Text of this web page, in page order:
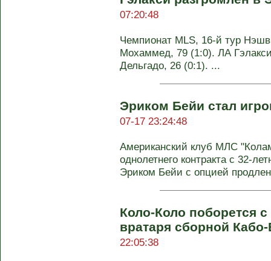
07:20:48
Чемпионат MLS, 16-й тур
Мохаммед, 79 (1:0). ЛА
Дельгадо, 26 (0:1). ...
Эриком Бейи стал
07-17 23:24:48
Американский клуб МЛС
однолетнего контракта с 32-
Эриком Бейи с опцией
Коло-Коло поборется
вратаря сборной
22:05:38